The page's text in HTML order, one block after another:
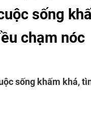
sống
chạm nóc
sống khấm khá,